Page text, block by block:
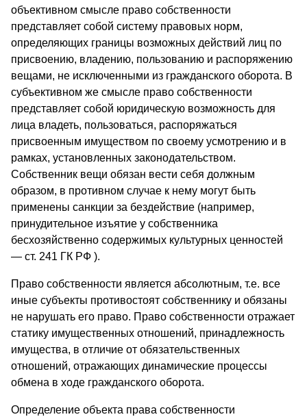
объективном смысле право собственности
представляет собой систему правовых норм,
определяющих границы возможных действий лиц по
присвоению, владению, пользованию и распоряжению
вещами, не исключенными из гражданского оборота. В
субъективном же смысле право собственности
представляет собой юридическую возможность для
лица владеть, пользоваться, распоряжаться
присвоенным имуществом по своему усмотрению и в
рамках, установленных законодательством.
Собственник вещи обязан вести себя должным
образом, в противном случае к нему могут быть
применены санкции за бездействие (например,
принудительное изъятие у собственника
бесхозяйственно содержимых культурных ценностей
— ст. 241 ГК РФ ).
Право собственности является абсолютным, т.е. все
иные субъекты противостоят собственнику и обязаны
не нарушать его право. Право собственности отражает
статику имущественных отношений, принадлежность
имущества, в отличие от обязательственных
отношений, отражающих динамические процессы
обмена в ходе гражданского оборота.
Определение объекта права собственности